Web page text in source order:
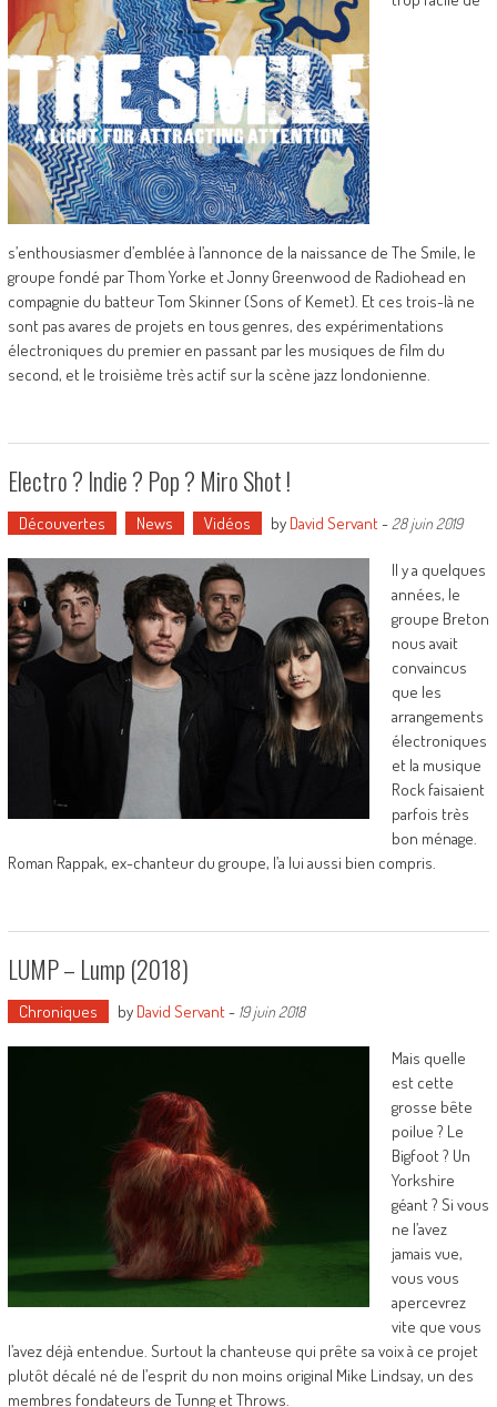
s’enthousiasmer d’emblée à l’annonce de la naissance de The Smile, le
groupe fondé par Thom Yorke et Jonny Greenwood de Radiohead en
compagnie du batteur Tom Skinner (Sons of Kemet). Et ces trois-là ne
sont pas avares de projets en tous genres, des expérimentations
électroniques du premier en passant par les musiques de film du
second, et le troisième très actif sur la scène jazz londonienne.
Electro ? Indie ? Pop ? Miro Shot !
Découvertes News Vidéos by David Servant- 28 juin 2019
Il y a quelques
années, le
groupe Breton
nous avait
convaincus
que les
arrangements
électroniques
et la musique
Rock faisaient
parfois très
bon ménage.
Roman Rappak, ex-chanteur du groupe, l’a lui aussi bien compris.
LUMP – Lump (2018)
Chroniques by David Servant- 19 juin 2018
Mais quelle
est cette
grosse bête
poilue ? Le
Bigfoot ? Un
Yorkshire
géant ? Si vous
ne l’avez
jamais vue,
vous vous
apercevrez
vite que vous
l’avez déjà entendue. Surtout la chanteuse qui prête sa voix à ce projet
plutôt décalé né de l’esprit du non moins original Mike Lindsay, un des
membres fondateurs de Tunng et Throws.